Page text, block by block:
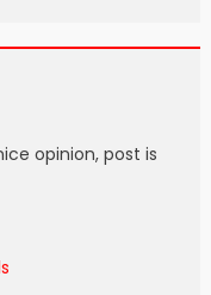
opinion, post is